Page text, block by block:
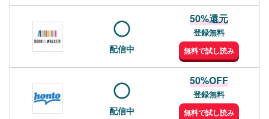
配信中
50%還元
登録無料
無料で試し読み
配信中
50%OFF
登録無料
無料で試し読み